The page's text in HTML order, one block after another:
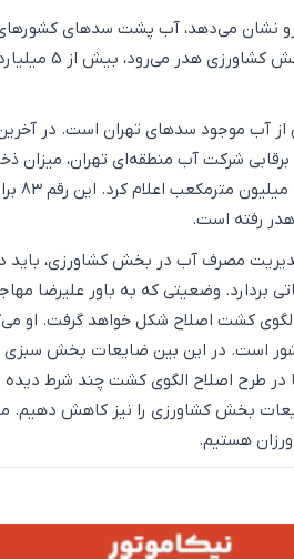
است، یعنی فقط
83 برابر بیش از آب موجود سدهای تهران است. در
برقابی شرکت آب منطقه‌ای تهران، میزان
کننده آب
رفته است.
مدیریت مصرف آب در بخش کشاورزی،
بردارد. وضعیتی که به باور علیرضا
کشت اصلاح شکل خواهد گرفت. او
طرح اصلاح الگوی کشت چند شرط دیده
بخش کشاورزی را نیز کاهش دهیم.
هستیم.